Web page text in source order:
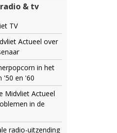
& tv
TV
Actueel over
in het
'50 en '60
Midvliet Actueel
in de
radio-uitzending